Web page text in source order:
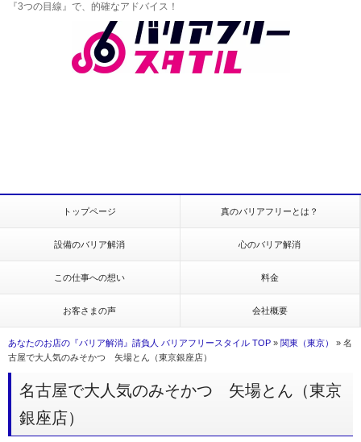
『3つの目線』で、的確なアドバイス！
トップページ 真のバリアフリーとは？
設備のバリア解消 心のバリア解消
この仕事への想い 料金
お客さまの声 会社概要
あなたのお店の『バリア解消』請負人 バリアフリースタイル TOP » 関東（東京） » 名
古屋で大人気のみそかつ 矢場とん（東京銀座店）
名古屋で大人気のみそかつ 矢場とん（東京
銀座店）